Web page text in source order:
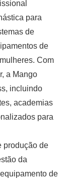
para
de
de
Com
a Mango
incluindo
academias
para
produção de
da
de